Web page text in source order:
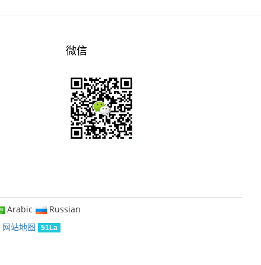
微信
Arabic
Russian
网站地图 51La